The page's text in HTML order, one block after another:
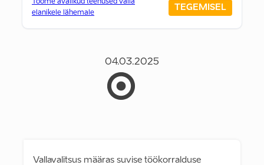
Toome avalikud teenused valla
elanikele lähemale
TEGEMISEL
04.03.2025
Vallavalitsus määras suvise töökorralduse